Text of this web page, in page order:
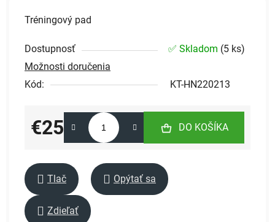
Tréningový pad
Dostupnosť ✅ Skladom (5 ks)
Možnosti doručenia
Kód:
KT-HN220213
€25
Jednotková cena:
DO KOŠÍKA
Tlač Opýtať sa
Zdieľať